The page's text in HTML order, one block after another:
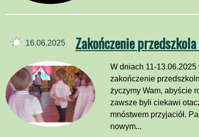
Zakończenie
16.06.2025
W dniach 11-
zakończenie
życzymy Wam, abyście
zawsze byli ciekawi
mnóstwem przyjaciół.
nowym...